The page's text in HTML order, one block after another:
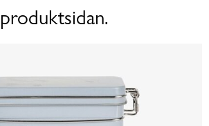
produktsidan.